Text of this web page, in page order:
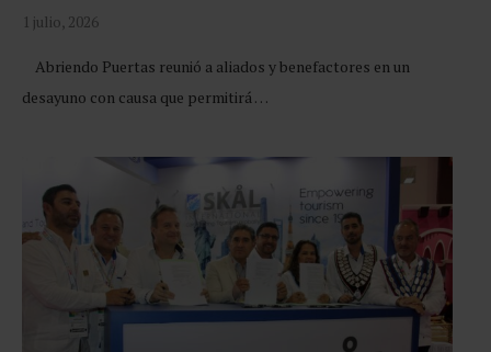
1 julio, 2026
Abriendo Puertas reunió a aliados y benefactores en un
desayuno con causa que permitirá …